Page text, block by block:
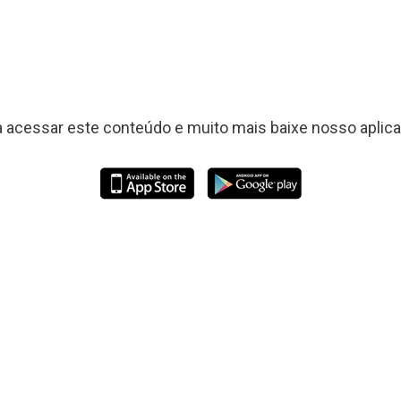
acessar este conteúdo e muito mais baixe nosso